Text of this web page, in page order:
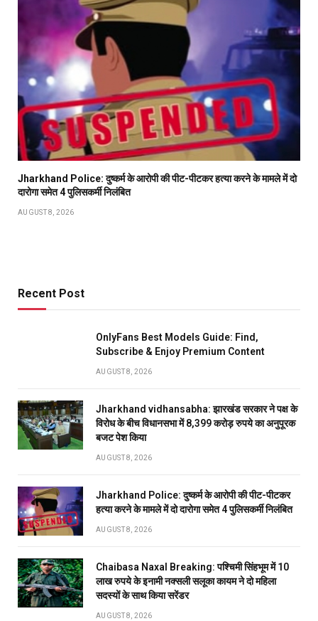
Jharkhand Police: दुष्कर्म के आरोपी की पीट-पीटकर हत्या करने के मामले में दो
दारोगा समेत 4 पुलिसकर्मी निलंबित
AUGUST 8, 2026
Recent Post
OnlyFans Best Models Guide: Find,
Subscribe & Enjoy Premium Content
AUGUST 8, 2026
Jharkhand vidhansabha: झारखंड सरकार ने पक्ष के
विरोध के बीच विधानसभा में 8,399 करोड़ रुपये का अनुपूरक
बजट पेश किया
AUGUST 8, 2026
Jharkhand Police: दुष्कर्म के आरोपी की पीट-पीटकर
हत्या करने के मामले में दो दारोगा समेत 4 पुलिसकर्मी निलंबित
AUGUST 8, 2026
Chaibasa Naxal Breaking: पश्चिमी सिंहभूम में 10
लाख रुपये के इनामी नक्सली सलूका कायम ने दो महिला
सदस्यों के साथ किया सरेंडर
AUGUST 8, 2026